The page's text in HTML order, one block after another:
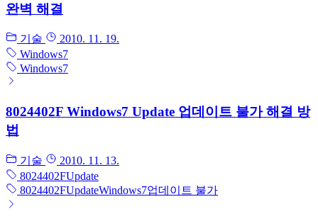
완벽 해결
기술
2010. 11. 19.
Windows7
Windows7
8024402F Windows7 Update 업데이트 불가 해결 방
법
기술
2010. 11. 13.
8024402FUpdate
8024402FUpdateWindows7업데이트 불가